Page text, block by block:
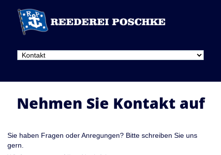
Nehmen Sie Kontakt auf
Sie haben Fragen oder Anregungen? Bitte schreiben Sie uns
gern.